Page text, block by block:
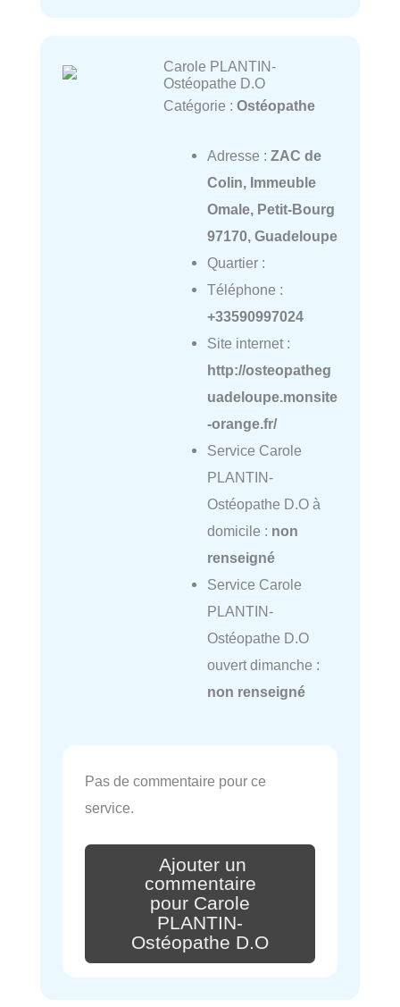
Carole PLANTIN-
Ostéopathe D.O
Catégorie : Ostéopathe
Adresse : ZAC de
Colin, Immeuble
Omale, Petit-Bourg
97170, Guadeloupe
Quartier :
Téléphone :
+33590997024
Site internet :
http://osteopatheg
uadeloupe.monsite
-orange.fr/
Service Carole
PLANTIN-
Ostéopathe D.O à
domicile : non
renseigné
Service Carole
PLANTIN-
Ostéopathe D.O
ouvert dimanche :
non renseigné
Pas de commentaire pour ce
service.
Ajouter un
commentaire
pour Carole
PLANTIN-
Ostéopathe D.O